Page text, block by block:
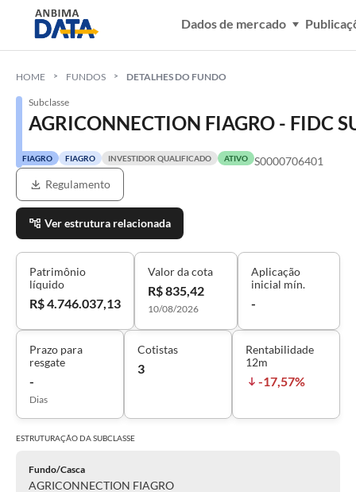
Dados de mercado
HOME FUNDOS DETALHES DO FUNDO
Subclasse
AGRICONNECTION FIAGRO - FIDC
FIAGRO FIAGRO INVESTIDOR QUALIFICADO ATIVO
S0000706401
Regulamento
Ver estrutura relacionada
Patrimônio
líquido
R$ 4.746.037,13
Valor da cota
R$ 835,42
10/08/2026
Aplicação
inicial mín.
-
Prazo para
resgate
-
Dias
Cotistas
3
Rentabilidade
12m
-17,57%
ESTRUTURAÇÃO DASUBCLASSE
Fundo/Casca
AGRICONNECTION FIAGRO